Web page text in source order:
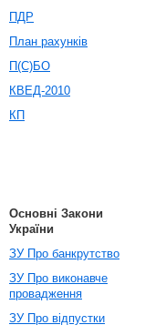
ПДР
План рахунків
П(С)БО
КВЕД-2010
КП
Основні Закони
України
ЗУ Про банкрутство
ЗУ Про виконавче
провадження
ЗУ Про відпустки